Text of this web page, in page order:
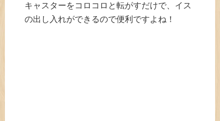
キャスターをコロコロと転がすだけで、イス
の出し入れができるので便利ですよね！